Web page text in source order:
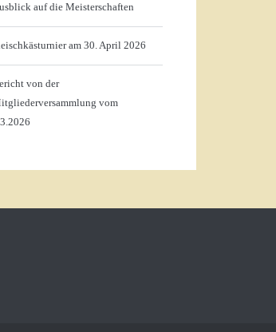
auf die Meisterschaften
am 30. April 2026
von der
vom